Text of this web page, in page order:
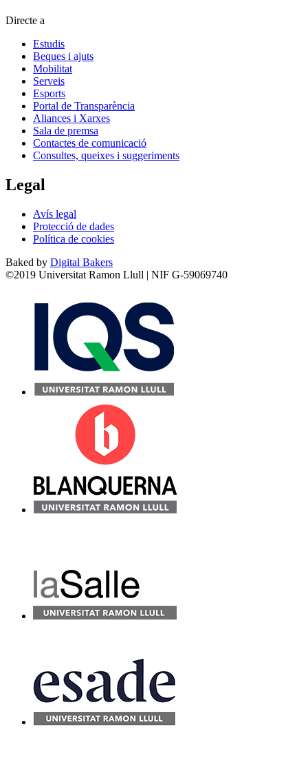
Directe a
Estudis
Beques i ajuts
Mobilitat
Serveis
Esports
Portal de Transparència
Aliances i Xarxes
Sala de premsa
Contactes de comunicació
Consultes, queixes i suggeriments
Legal
Avís legal
Protecció de dades
Política de cookies
Baked by Digital Bakers
©2019 Universitat Ramon Llull | NIF G-59069740